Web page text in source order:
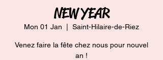
NEW YEAR
Mon 01 Jan Saint-Hilaire-de-Riez
Venez faire la fête chez nous pour nouvel
an !